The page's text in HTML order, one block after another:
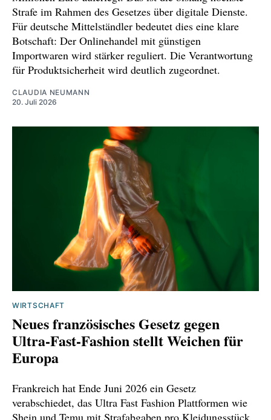
Strafe im Rahmen des Gesetzes über digitale Dienste.
Für deutsche Mittelständler bedeutet dies eine klare
Botschaft: Der Onlinehandel mit günstigen
Importwaren wird stärker reguliert. Die Verantwortung
für Produktsicherheit wird deutlich zugeordnet.
CLAUDIA NEUMANN
20. Juli 2026
WIRTSCHAFT
Neues französisches Gesetz gegen
Ultra-Fast-Fashion stellt Weichen für
Europa
Frankreich hat Ende Juni 2026 ein Gesetz
verabschiedet, das Ultra Fast Fashion Plattformen wie
Shein und Temu mit Strafabgaben pro Kleidungsstück